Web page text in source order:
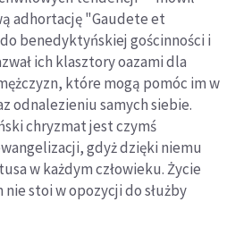
adhortację "Gaudete et
benedyktyńskiej gościnności i
ich klasztory oazami dla
które mogą pomóc im w
odnalezieniu samych siebie.
chryzmat jest czymś
gdyż dzięki niemu
w każdym człowieku. Życie
stoi w opozycji do służby